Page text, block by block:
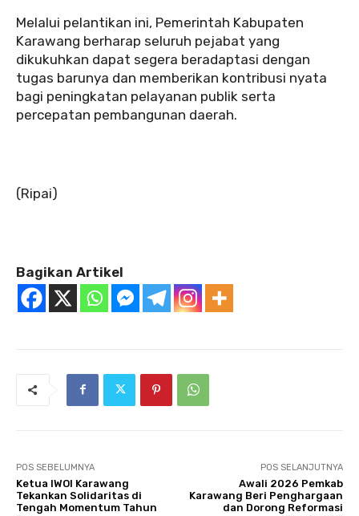
Melalui pelantikan ini, Pemerintah Kabupaten
Karawang berharap seluruh pejabat yang
dikukuhkan dapat segera beradaptasi dengan
tugas barunya dan memberikan kontribusi nyata
bagi peningkatan pelayanan publik serta
percepatan pembangunan daerah.
(Ripai)
Bagikan Artikel
POS SEBELUMNYA
Ketua IWOI Karawang
Tekankan Solidaritas di
Tengah Momentum Tahun
POS SELANJUTNYA
Awali 2026 Pemkab
Karawang Beri Penghargaan
dan Dorong Reformasi